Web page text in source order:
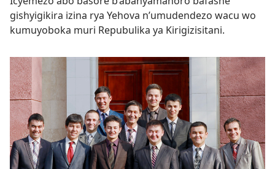
gishyigikira izina rya Yehova n’umudendezo wacu wo
kumuyoboka muri Repubulika ya Kirigizisitani.